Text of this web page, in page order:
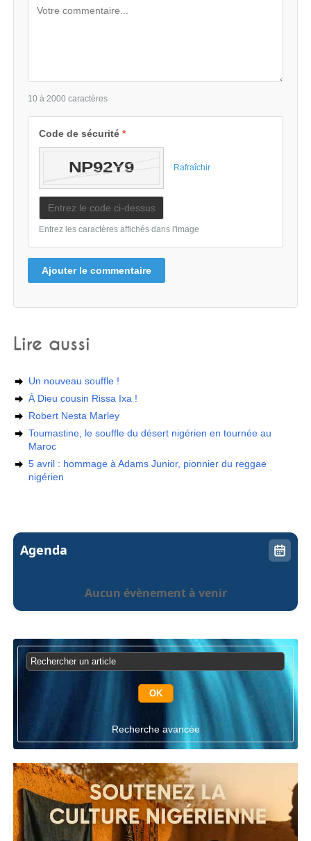
10 à 2000 caractères
Code de sécurité*
Rafraîchir
Entrez les caractères affichés dans l'image
Ajouter le commentaire
Lire aussi
Un nouveau souffle !
À Dieu cousin Rissa Ixa !
Robert Nesta Marley
Toumastine, le souffle du désert nigérien en tournée au
Maroc
5 avril : hommage à Adams Junior, pionnier du reggae
nigérien
Agenda
Aucun évènement à venir
Recherche avancée